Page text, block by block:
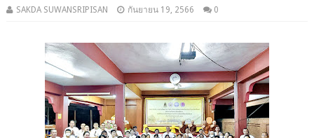
SAKDA SUWANSRIPISAN กันยายน 19, 2566 0